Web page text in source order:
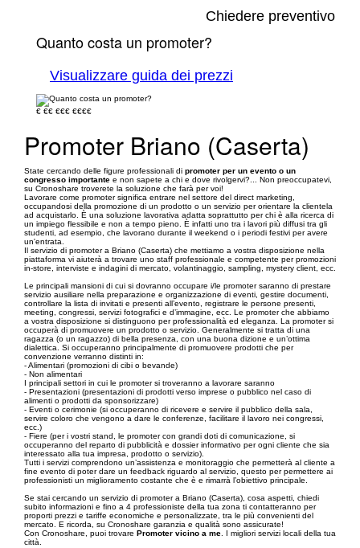
Chiedere preventivo
Quanto costa un promoter?
Visualizzare guida dei prezzi
€ €€ €€€ €€€€
Promoter Briano (Caserta)
State cercando delle figure professionali di promoter per un evento o un
congresso importante e non sapete a chi e dove rivolgervi?... Non preoccupatevi,
su Cronoshare troverete la soluzione che farà per voi!
Lavorare come promoter significa entrare nel settore del direct marketing,
occupandosi della promozione di un prodotto o un servizio per orientare la clientela
ad acquistarlo. È una soluzione lavorativa adatta soprattutto per chi è alla ricerca di
un impiego flessibile e non a tempo pieno. È infatti uno tra i lavori più diffusi tra gli
studenti, ad esempio, che lavorano durante il weekend o i periodi festivi per avere
un'entrata.
Il servizio di promoter a Briano (Caserta) che mettiamo a vostra disposizione nella
piattaforma vi aiuterà a trovare uno staff professionale e competente per promozioni
in-store, interviste e indagini di mercato, volantinaggio, sampling, mystery client, ecc.
Le principali mansioni di cui si dovranno occupare i/le promoter saranno di prestare
servizio ausiliare nella preparazione e organizzazione di eventi, gestire documenti,
controllare la lista di invitati e presenti all’evento, registrare le persone presenti,
meeting, congressi, servizi fotografici e d’immagine, ecc. Le promoter che abbiamo
a vostra disposizione si distinguono per professionalità ed eleganza. La promoter si
occuperà di promuovere un prodotto o servizio. Generalmente si tratta di una
ragazza (o un ragazzo) di bella presenza, con una buona dizione e un’ottima
dialettica. Si occuperanno principalmente di promuovere prodotti che per
convenzione verranno distinti in:
- Alimentari (promozioni di cibi o bevande)
- Non alimentari
I principali settori in cui le promoter si troveranno a lavorare saranno
- Presentazioni (presentazioni di prodotti verso imprese o pubblico nel caso di
alimenti o prodotti da sponsorizzare)
- Eventi o cerimonie (si occuperanno di ricevere e servire il pubblico della sala,
servire coloro che vengono a dare le conferenze, facilitare il lavoro nei congressi,
ecc.)
- Fiere (per i vostri stand, le promoter con grandi doti di comunicazione, si
occuperanno del reparto di pubblicità e dossier informativo per ogni cliente che sia
interessato alla tua impresa, prodotto o servizio).
Tutti i servizi comprendono un’assistenza e monitoraggio che permetterà al cliente a
fine evento di poter dare un feedback riguardo al servizio, questo per permettere ai
professionisti un miglioramento costante che è e rimarrà l’obiettivo principale.
Se stai cercando un servizio di promoter a Briano (Caserta), cosa aspetti, chiedi
subito informazioni e fino a 4 professioniste della tua zona ti contatteranno per
proporti prezzi e tariffe economiche e personalizzate, tra le più convenienti del
mercato. E ricorda, su Cronoshare garanzia e qualità sono assicurate!
Con Cronoshare, puoi trovare Promoter vicino a me . I migliori servizi locali della tua
città.